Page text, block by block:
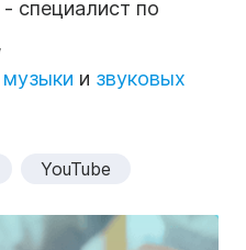
специалист по
и звуковых
YouTube